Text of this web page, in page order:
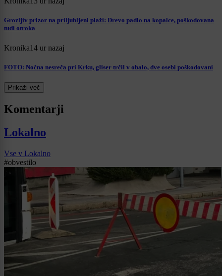
Grozljiv prizor na priljubljeni plaži: Drevo padlo na kopalce, poškodovana
tudi otroka
Kronika14 ur nazaj
FOTO: Nočna nesreča pri Krku, gliser trčil v obalo, dve osebi poškodovani
Prikaži več
Komentarji
Lokalno
Vse v Lokalno
#obvestilo